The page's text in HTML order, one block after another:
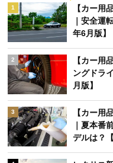
1
【カー用
｜安全運
年6月版】
2
【カー用
ングドラ
月版】
3
【カー用
｜夏本番
デルは？